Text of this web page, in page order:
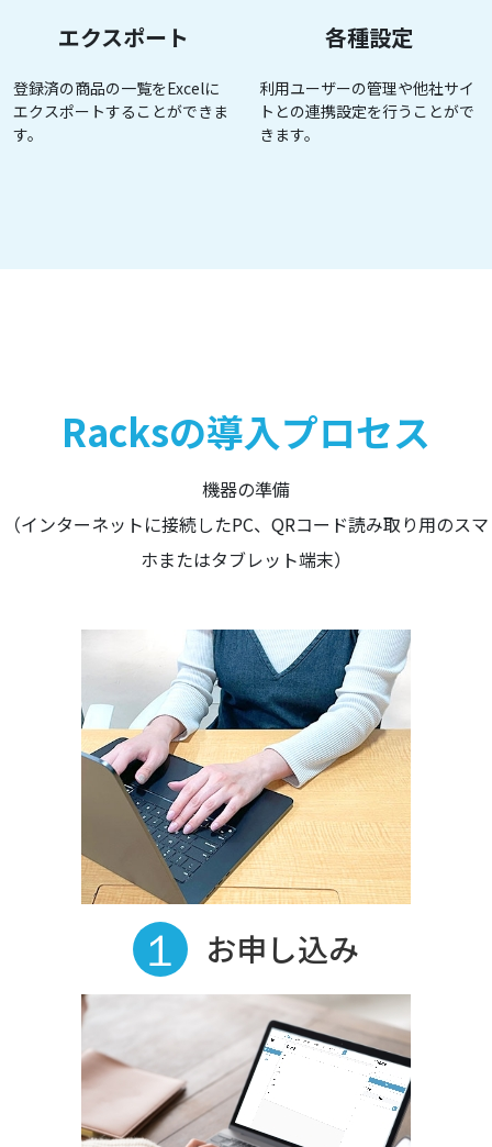
エクスポート
登録済の商品の一覧をExcelに
エクスポートすることができま
す。
各種設定
利用ユーザーの管理や他社サイ
トとの連携設定を行うことがで
きます。
Racksの導入プロセス
機器の準備
（インターネットに接続したPC、QRコード読み取り用のスマ
ホまたはタブレット端末）
お申し込み